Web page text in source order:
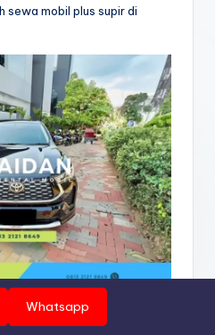
sewa mobil plus supir di
plusDriver
Whatsapp